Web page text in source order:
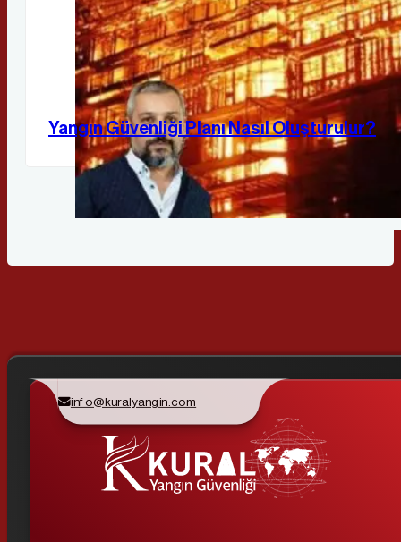
Yangın Güvenliği Planı Nasıl Oluşturulur?
info@kuralyangin.com